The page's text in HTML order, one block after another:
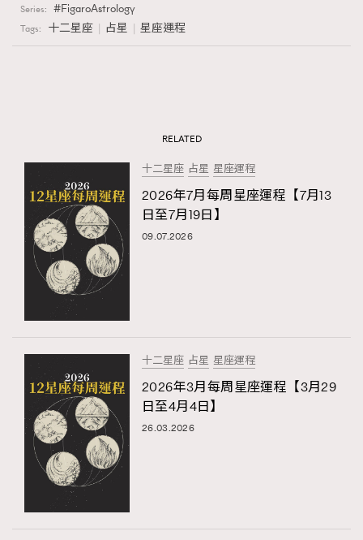
Series: FigaroAstrology
Tags: 十二星座 占星 星座運程
RELATED
十二星座 占星 星座運程
2026年7月每周星座運程【7月13
日至7月19日】
09.07.2026
十二星座 占星 星座運程
2026年3月每周星座運程【3月29
日至4月4日】
26.03.2026